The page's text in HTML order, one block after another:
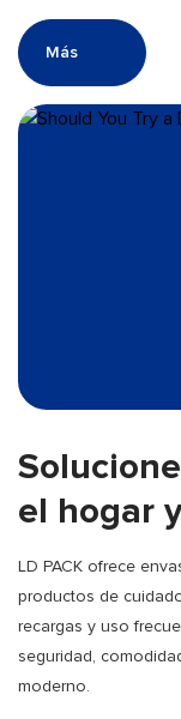
Más
el hogar
LD PACK ofrece
productos de
recargas y uso
seguridad,
moderno.